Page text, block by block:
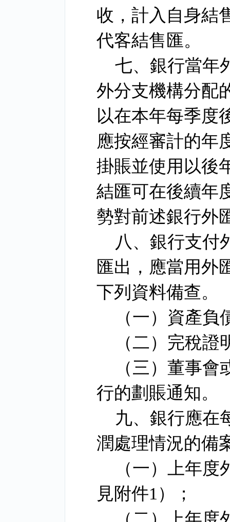
收，計入自身結
代客結售匯。
七、銀行當年
外分支機構分配
以在本年每季度
應按經審計的年
掛賬並使用以後
結匯可在後續年
勢對前述銀行外
八、銀行支付
匯出，應當用外
下列資料備查。
（一）資產
（二）完稅證
（三）董事
行的劃賬通知。
九、銀行應在
潤處理情況的備
（一）上年
見附件1 ）；